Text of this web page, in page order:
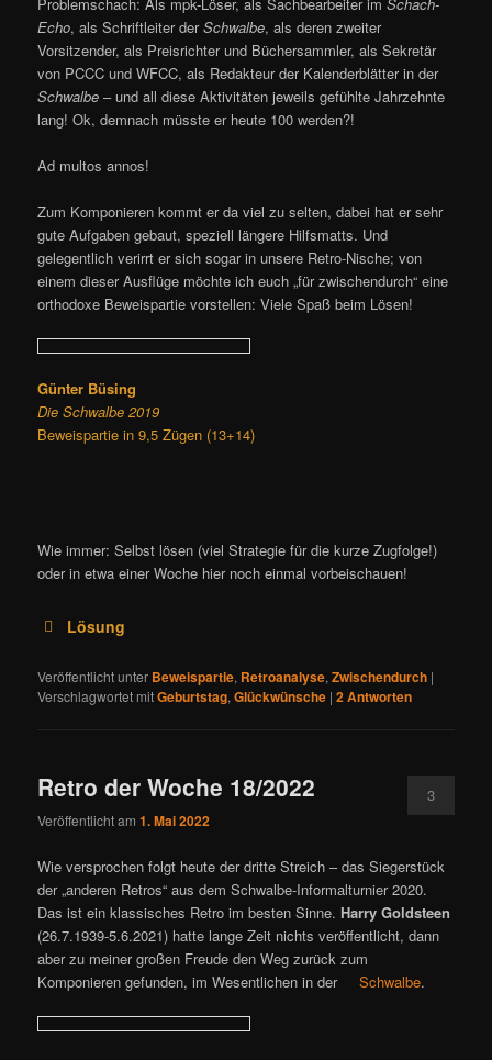
Echo, als Schriftleiter derSchwalbe, als deren zweiter
Vorsitzender, als Preisrichter und Büchersammler, als Sekretär
von PCCC und WFCC, als Redakteur der Kalenderblätter in der
Schwalbe – und all diese Aktivitäten jeweils gefühlte Jahrzehnte
lang! Ok, demnach müsste er heute 100 werden?!
Ad multos annos!
Zum Komponieren kommt er da viel zu selten, dabei hat er sehr
gute Aufgaben gebaut, speziell längere Hilfsmatts. Und
gelegentlich verirrt er sich sogar in unsere Retro-Nische; von
einem dieser Ausflüge möchte ich euch „für zwischendurch“ eine
orthodoxe Beweispartie vorstellen: Viele Spaß beim Lösen!
Günter Büsing
Die Schwalbe 2019
Beweispartie in 9,5 Zügen (13+14)
Wie immer: Selbst lösen (viel Strategie für die kurze Zugfolge!)
oder in etwa einer Woche hier noch einmal vorbeischauen!
Lösung
Veröffentlicht unter Beweispartie, Retroanalyse,Zwischendurch |
Verschlagwortet mitGeburtstag,Glückwünsche |2Antworten
Retro der Woche 18/2022
Veröffentlicht am1. Mai 2022
3
Wie versprochen folgt heute der dritte Streich – das Siegerstück
der „anderen Retros“ aus dem Schwalbe-Informalturnier 2020.
Das ist ein klassisches Retro im besten Sinne. Harry Goldsteen
(26.7.1939-5.6.2021) hatte lange Zeit nichts veröffentlicht, dann
aber zu meiner großen Freude den Weg zurück zum
Komponieren gefunden, im Wesentlichen in der
Schwalbe.